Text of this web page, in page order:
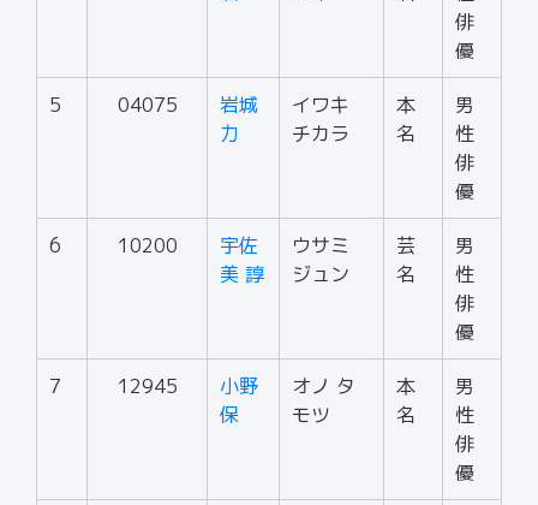
俳
優
5 04075
岩城
力
イワキ
チカラ
本
名
男
性
俳
優
6 10200
宇佐
美 諄
ウサミ
ジュン
芸
名
男
性
俳
優
7 12945
小野
保
オノ タ
モツ
本
名
男
性
俳
優